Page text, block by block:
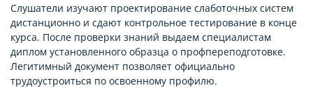
Слушатели изучают проектирование слаботочных систем
дистанционно и сдают контрольное тестирование в конце
курса. После проверки знаний выдаем специалистам
диплом установленного образца о профпереподготовке.
Легитимный документ позволяет официально
трудоустроиться по освоенному профилю.